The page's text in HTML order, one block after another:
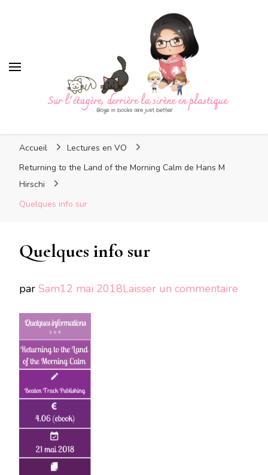
Sur l'étagère, derrière la
sirène en plastique
sirène en plastique
Accueil
Lectures en VO
Returning to the Land of the Morning Calm de Hans M
Hirschi
Quelques info sur
Quelques info sur
par Sam12 mai 2018Laisser un commentaire